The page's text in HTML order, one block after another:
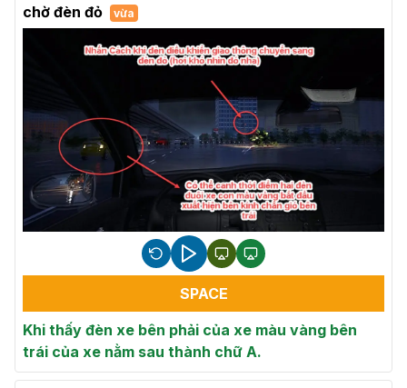
chờ đèn đỏ
vừa
SPACE
Khi thấy đèn xe bên phải của xe màu vàng bên
trái của xe nằm sau thành chữ A.